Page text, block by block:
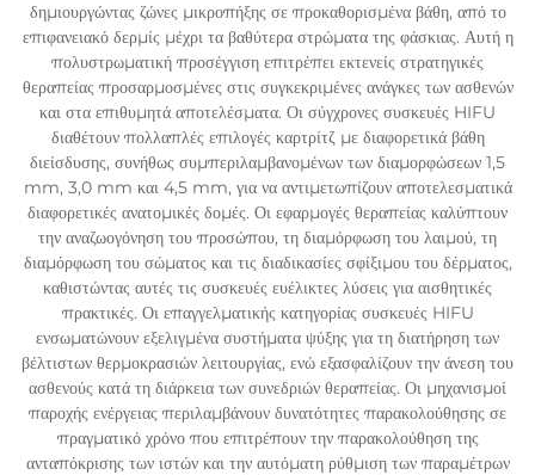
δημιουργώντας ζώνες μικροπήξης σε προκαθορισμένα βάθη, από το
επιφανειακό δερμίς μέχρι τα βαθύτερα στρώματα της φάσκιας. Αυτή η
πολυστρωματική προσέγγιση επιτρέπει εκτενείς στρατηγικές
θεραπείας προσαρμοσμένες στις συγκεκριμένες ανάγκες των ασθενών
και στα επιθυμητά αποτελέσματα. Οι σύγχρονες συσκευές HIFU
διαθέτουν πολλαπλές επιλογές καρτρίτζ με διαφορετικά βάθη
διείσδυσης, συνήθως συμπεριλαμβανομένων των διαμορφώσεων 1,5
mm, 3,0 mm και 4,5 mm, για να αντιμετωπίζουν αποτελεσματικά
διαφορετικές ανατομικές δομές. Οι εφαρμογές θεραπείας καλύπτουν
την αναζωογόνηση του προσώπου, τη διαμόρφωση του λαιμού, τη
διαμόρφωση του σώματος και τις διαδικασίες σφίξιμου του δέρματος,
καθιστώντας αυτές τις συσκευές ευέλικτες λύσεις για αισθητικές
πρακτικές. Οι επαγγελματικής κατηγορίας συσκευές HIFU
ενσωματώνουν εξελιγμένα συστήματα ψύξης για τη διατήρηση των
βέλτιστων θερμοκρασιών λειτουργίας, ενώ εξασφαλίζουν την άνεση του
ασθενούς κατά τη διάρκεια των συνεδριών θεραπείας. Οι μηχανισμοί
παροχής ενέργειας περιλαμβάνουν δυνατότητες παρακολούθησης σε
πραγματικό χρόνο που επιτρέπουν την παρακολούθηση της
ανταπόκρισης των ιστών και την αυτόματη ρύθμιση των παραμέτρων